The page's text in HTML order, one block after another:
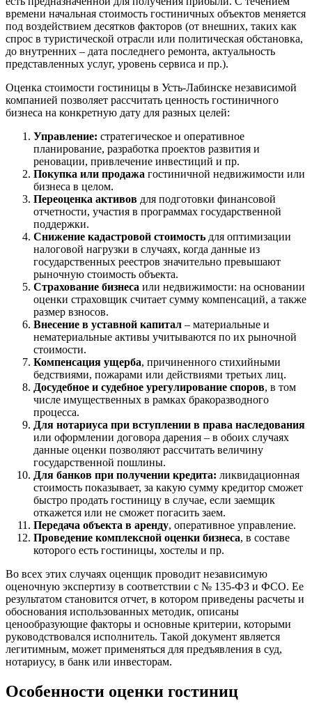
времени начальная стоимость гостиничных объектов меняется
под воздействием десятков факторов (от внешних, таких как
спрос в туристической отрасли или политическая обстановка,
до внутренних – дата последнего ремонта, актуальность
представленных услуг, уровень сервиса и пр.).
Оценка стоимости гостиницы в Усть-Лабинске независимой
компанией позволяет рассчитать ценность гостиничного
бизнеса на конкретную дату для разных целей:
Управление: стратегическое и оперативное
планирование, разработка проектов развития и
реновации, привлечение инвестиций и пр.
Покупка или продажа гостиничной недвижимости или
бизнеса в целом.
Переоценка активов для подготовки финансовой
отчетности, участия в программах государственной
поддержки.
Снижение кадастровой стоимость для оптимизации
налоговой нагрузки в случаях, когда данные из
государственных реестров значительно превышают
рыночную стоимость объекта.
Страхование бизнеса или недвижимости: на основании
оценки страховщик считает сумму компенсаций, а также
размер взносов.
Внесение в уставной капитал – материальные и
нематериальные активы учитываются по их рыночной
стоимости.
Компенсация ущерба, причиненного стихийными
бедствиями, пожарами или действиями третьих лиц.
Досудебное и судебное урегулирование споров, в том
числе имущественных в рамках бракоразводного
процесса.
Для нотариуса при вступлении в права наследования
или оформлении договора дарения – в обоих случаях
данные оценки позволяют рассчитать величину
государственной пошлины.
Для банков при получении кредита: ликвидационная
стоимость показывает, за какую сумму кредитор сможет
быстро продать гостиницу в случае, если заемщик
откажется или не сможет погасить заем.
Передача объекта в аренду, оперативное управление.
Проведение комплексной оценки бизнеса, в составе
которого есть гостиницы, хостелы и пр.
Во всех этих случаях оценщик проводит независимую
оценочную экспертизу в соответствии с № 135-ФЗ и ФСО. Ее
результатом становится отчет, в котором приведены расчеты и
обоснования использованных методик, описаны
ценообразующие факторы и основные критерии, которыми
руководствовался исполнитель. Такой документ является
легитимным, может применяться для предъявления в суд,
нотариусу, в банк или инвесторам.
Особенности оценки гостиниц
Богородицк
Боготол
Большой Камень
Бор
Борзя
Борисоглебск
Боровичи
Братск
Бронницы
Бугульма
Бугуруслан
Буйнакск
Бутурлиновка
Валуйки
Великие Луки
Великий Новгород
Великий Устюг
Верещагино
Верхний Уфалей
Верхняя Пышма
Верхняя Салда
Владивосток
Владикавказ
Владимир
Волгоград
Волгодонск
Волжск
Волжский
Волоколамск
Волосово
Волхов
Вольск
Воркута
Воронеж
Воткинск